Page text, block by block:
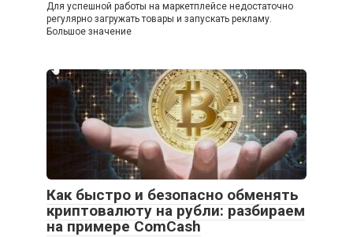
Для успешной работы на маркетплейсе недостаточно
регулярно загружать товары и запускать рекламу.
Большое значение
Как быстро и безопасно обменять
криптовалюту на рубли: разбираем
на примере ComCash